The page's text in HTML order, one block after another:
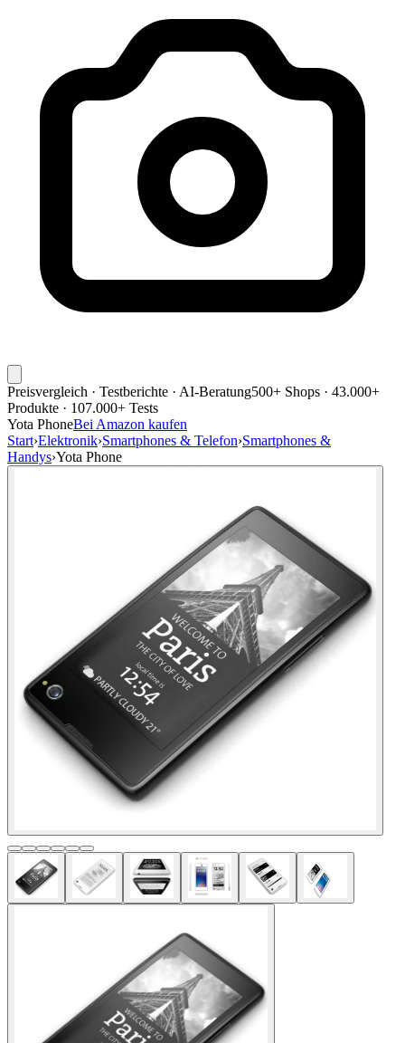
Preisvergleich · Testberichte · AI-Beratung500+ Shops · 43.000+
Produkte · 107.000+ Tests
Yota PhoneBei Amazon kaufen
Start›Elektronik›Smartphones & Telefon›Smartphones &
Handys›Yota Phone